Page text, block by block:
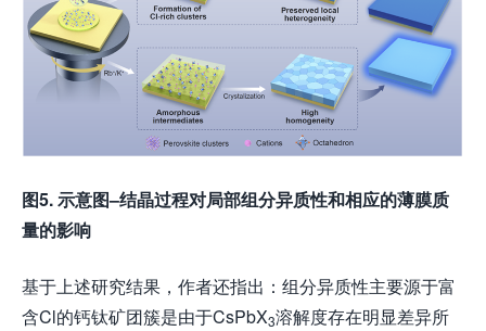
图5.示意图–结晶过程对局部组分异质性和相应的薄膜质
量的影响
基于上述研究结果，作者还指出：组分异质性主要源于富
含Cl的钙钛矿团簇是由于CsPbX3溶解度存在明显差异所